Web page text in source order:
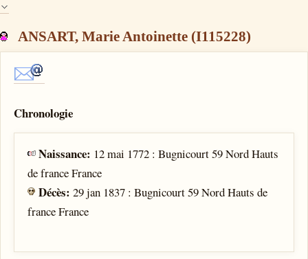
ANSART, Marie Antoinette (I115228)
Chronologie
Naissance: 12 mai 1772 : Bugnicourt 59 Nord Hauts
de france France
Décès:29 jan 1837 : Bugnicourt 59 Nord Hauts de
france France